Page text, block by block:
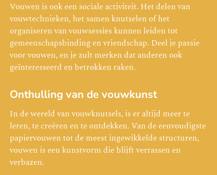
Vouwen is ook een sociale activiteit. Het delen van
vouwtechnieken, het samen knutselen of het
organiseren van vouwsessies kunnen leiden tot
gemeenschapsbinding en vriendschap. Deel je passie
voor vouwen, en je zult merken dat anderen ook
geïnteresseerd en betrokken raken.
Onthulling van de vouwkunst
In de wereld van vouwknutsels, is er altijd meer te
leren, te creëren en te ontdekken. Van de eenvoudigste
papiervouwen tot de meest ingewikkelde structuren,
vouwen is een kunstvorm die blijft verrassen en
verbazen.